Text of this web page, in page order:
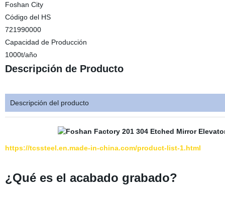
Foshan City
Código del HS
721990000
Capacidad de Producción
1000t/año
Descripción de Producto
Descripción del producto
https://tcssteel.en.made-in-china.com/product-list-1.html
¿Qué es el acabado grabado?